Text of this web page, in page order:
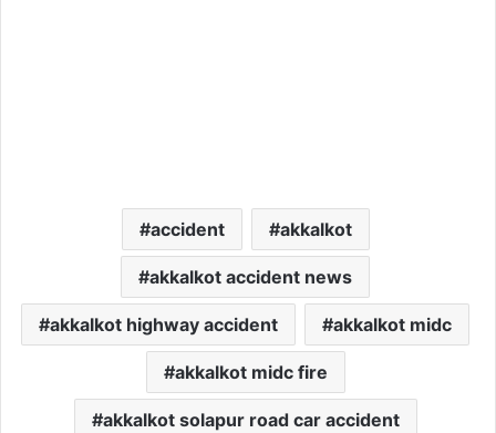
accident akkalkot
akkalkot accident news
akkalkot highway accident akkalkot midc
akkalkot midc fire
akkalkot solapur road car accident